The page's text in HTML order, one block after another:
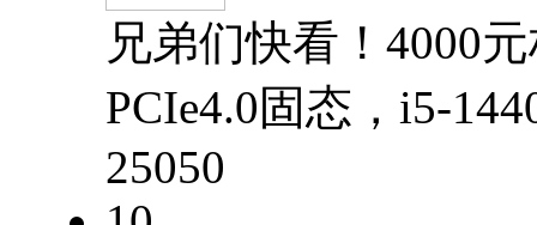
兄弟们快看！4000
PCIe4.0固态，i5-
25050